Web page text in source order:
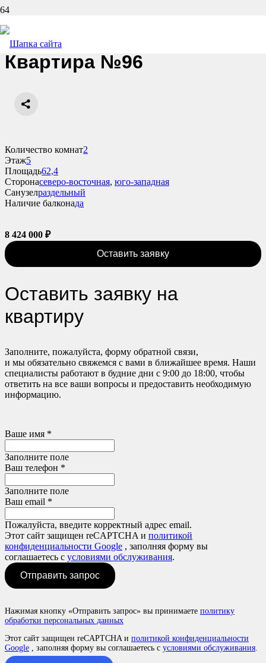
Назад
Квартира №96
Количество комнат2
Этаж5
Площадь62,4
Сторонасеверо-восточная, юго-западная
Санузелраздельный
Наличие балконада
8 424 000 ₽
Оставить заявку
Оставить заявку на
квартиру
Заполните, пожалуйста, форму обратной связи,
и мы обязательно свяжемся с вами в ближайшее время. Наши
специалисты работают в будние дни с 9:00 до 18:00, чтобы
ответить на все ваши вопросы и предоставить необходимую
информацию.
Ваше имя *
Заполните поле
Ваш телефон *
Заполните поле
Ваш email *
Пожалуйста, введите корректный адрес email.
Этот сайт защищен reCAPTCHA и политикой
конфиденциальности Google , заполняя форму вы
соглашаетесь с условиями обслуживания.
Отправить запрос
Нажимая кнопку «Отправить запрос» вы принимаете политику
обработки персональных данных
Этот сайт защищен reCAPTCHA и политикой конфиденциальности
Google , заполняя форму вы соглашаетесь с условиями обслуживания.